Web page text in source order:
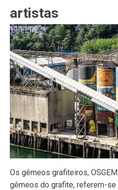
artistas
Os gêmeos grafiteiros,
gêmeos do grafite, referem-se